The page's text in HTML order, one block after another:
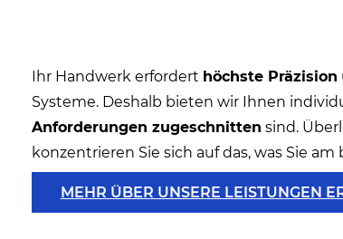
Ihr Handwerk erfordert höchste Präzision
Systeme. Deshalb bieten wir Ihnen
Anforderungen zugeschnitten sind.
konzentrieren Sie sich auf das, was Sie
MEHR ÜBER UNSERE LEISTUNGEN